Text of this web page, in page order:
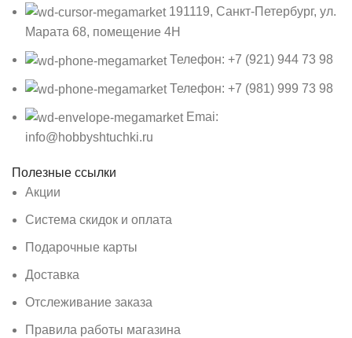
191119, Санкт-Петербург, ул.
Марата 68, помещение 4Н
Телефон: +7 (921) 944 73 98
Телефон: +7 (981) 999 73 98
Emai:
info@hobbyshtuchki.ru
Полезные ссылки
Акции
Система скидок и оплата
Подарочные карты
Доставка
Отслеживание заказа
Правила работы магазина